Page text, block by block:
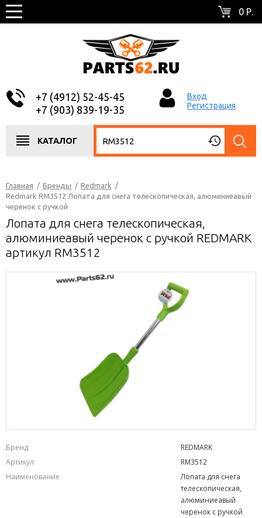
0 Р.
+7 (4912) 52-45-45
+7 (903) 839-19-35
Вход
Регистрация
КАТАЛОГ
Главная / Бренды / Redmark /
Redmark RM3512 Лопата для снега телескопическая, алюминиеавый
черенок с ручкой
Лопата для снега телескопическая,
алюминиеавый черенок с ручкой REDMARK
артикул RM3512
Бренд
REDMARK
Артикул
RM3512
Наименование
Лопата для снега
телескопическая,
алюминиеавый
черенок с ручкой